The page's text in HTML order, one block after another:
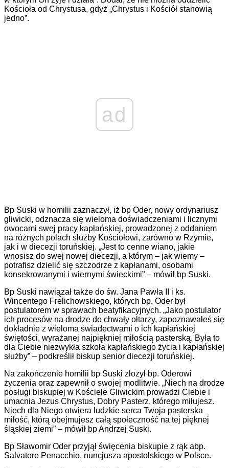
Kościoła od Chrystusa, gdyż „Chrystus i Kościół stanowią
jedno”.
ad
Bp Suski w homilii zaznaczył, iż bp Oder, nowy ordynariusz
gliwicki, odznacza się wieloma doświadczeniami i licznymi
owocami swej pracy kapłańskiej, prowadzonej z oddaniem
na różnych polach służby Kościołowi, zarówno w Rzymie,
jak i w diecezji toruńskiej. „Jest to cenne wiano, jakie
wnosisz do swej nowej diecezji, a którym – jak wiemy –
potrafisz dzielić się szczodrze z kapłanami, osobami
konsekrowanymi i wiernymi świeckimi” – mówił bp Suski.
Bp Suski nawiązał także do św. Jana Pawła II i ks.
Wincentego Frelichowskiego, których bp. Oder był
postulatorem w sprawach beatyfikacyjnych. „Jako postulator
ich procesów na drodze do chwały ołtarzy, zapoznawałeś się
dokładnie z wieloma świadectwami o ich kapłańskiej
świętości, wyrażanej najpiękniej miłością pasterską. Była to
dla Ciebie niezwykła szkoła kapłańskiego życia i kapłańskiej
służby” – podkreślił biskup senior diecezji toruńskiej.
Na zakończenie homilii bp Suski złożył bp. Oderowi
życzenia oraz zapewnił o swojej modlitwie. „Niech na drodze
posługi biskupiej w Kościele Gliwickim prowadzi Ciebie i
umacnia Jezus Chrystus, Dobry Pasterz, którego miłujesz.
Niech dla Niego otwiera ludzkie serca Twoja pasterska
miłość, którą obejmujesz całą społeczność na tej pięknej
śląskiej ziemi” – mówił bp Andrzej Suski.
Bp Sławomir Oder przyjął święcenia biskupie z rąk abp.
Salvatore Penacchio, nuncjusza apostolskiego w Polsce.